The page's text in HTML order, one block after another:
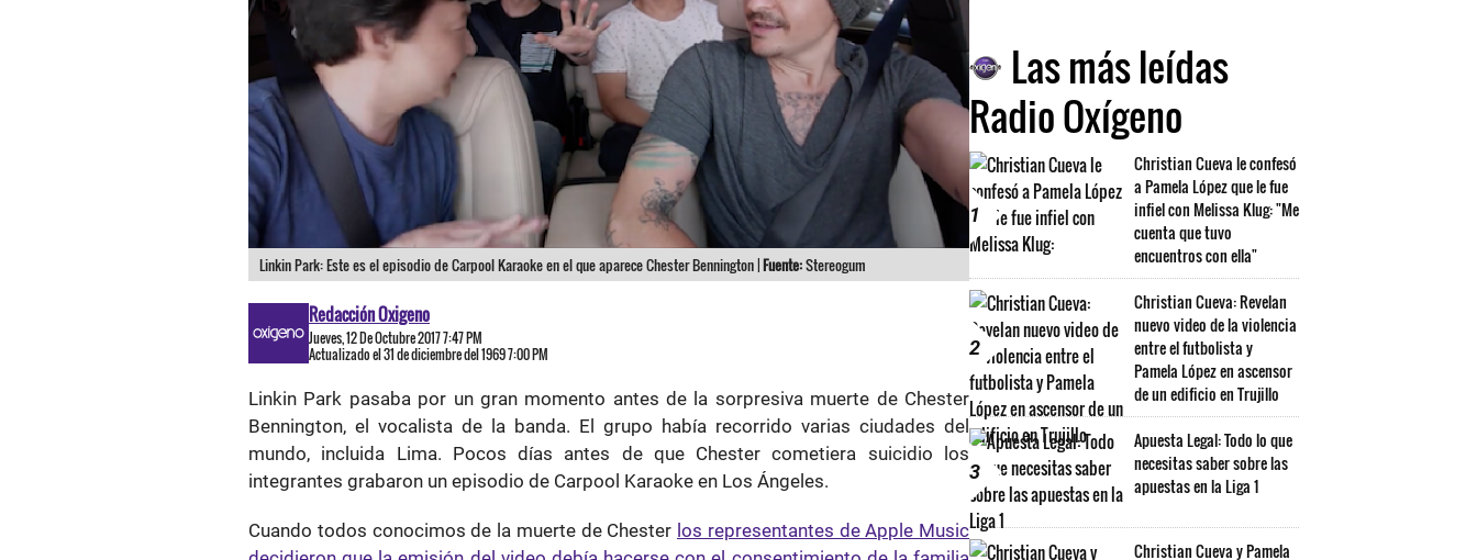
Linkin Park: Este es el episodio de Carpool Karaoke en el que aparece Chester Bennington |Fuente:Stereogum
Redacción Oxigeno
Jueves, 12 De Octubre 2017 7:47 PM
Actualizado el 31 de diciembre del 1969 7:00 PM
Linkin Park pasaba por un gran momento antes de la sorpresiva muerte de Chester
Bennington, el vocalista de la banda. El grupo había recorrido varias ciudades del
mundo, incluida Lima. Pocos días antes de que Chester cometiera suicidio los
integrantes grabaron un episodio de Carpool Karaoke en Los Ángeles.
Cuando todos conocimos de la muerte de Chester los representantes de Apple Music
Las más leídas
Radio Oxígeno
1
Christian Cueva le confesó
a Pamela López que le fue
infiel con Melissa Klug: "Me
cuenta que tuvo
encuentros con ella"
2
Christian Cueva: Revelan
nuevo video de la violencia
entre el futbolista y
Pamela López en ascensor
de un edificio en Trujillo
3
Apuesta Legal: Todo lo que
necesitas saber sobre las
apuestas en la Liga 1
Christian Cueva y Pamela